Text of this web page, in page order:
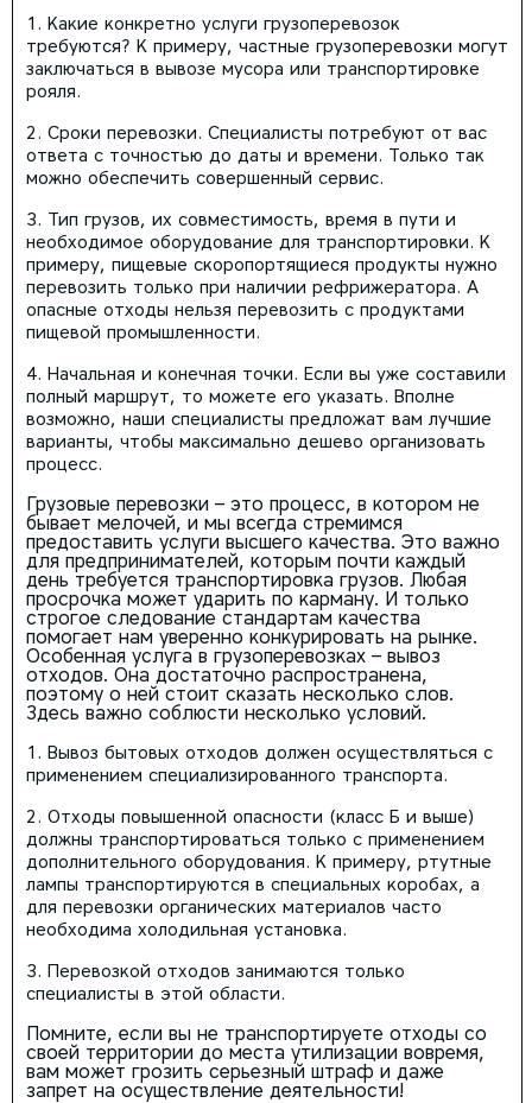
Какие конкретно услуги грузоперевозок
требуются? К примеру, частные грузоперевозки могут
заключаться в вывозе мусора или транспортировке
рояля.
Сроки перевозки. Специалисты потребуют от вас
ответа с точностью до даты и времени. Только так
можно обеспечить совершенный сервис.
Тип грузов, их совместимость, время в пути и
необходимое оборудование для транспортировки. К
примеру, пищевые скоропортящиеся продукты нужно
перевозить только при наличии рефрижератора. А
опасные отходы нельзя перевозить с продуктами
пищевой промышленности.
Начальная и конечная точки. Если вы уже составили
полный маршрут, то можете его указать. Вполне
возможно, наши специалисты предложат вам лучшие
варианты, чтобы максимально дешево организовать
процесс.
Грузовые перевозки – это процесс, в котором не
бывает мелочей, и мы всегда стремимся
предоставить услуги высшего качества. Это важно
для предпринимателей, которым почти каждый
день требуется транспортировка грузов. Любая
просрочка может ударить по карману. И только
строгое следование стандартам качества
помогает нам уверенно конкурировать на рынке.
Особенная услуга в грузоперевозках – вывоз
отходов. Она достаточно распространена,
поэтому о ней стоит сказать несколько слов.
Здесь важно соблюсти несколько условий.
Вывоз бытовых отходов должен осуществляться с
применением специализированного транспорта.
Отходы повышенной опасности (класс Б и выше)
должны транспортироваться только с применением
дополнительного оборудования. К примеру, ртутные
лампы транспортируются в специальных коробах, а
для перевозки органических материалов часто
необходима холодильная установка.
Перевозкой отходов занимаются только
специалисты в этой области.
Помните, если вы не транспортируете отходы со
своей территории до места утилизации вовремя,
вам может грозить серьезный штраф и даже
запрет на осуществление деятельности!